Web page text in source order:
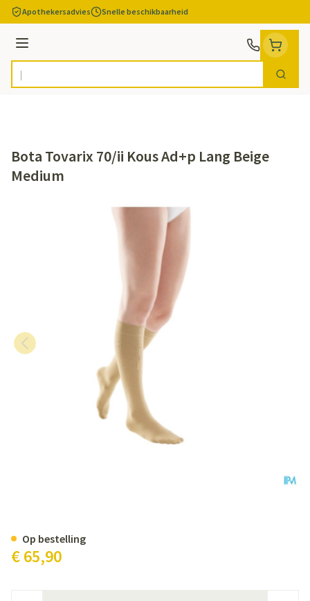
Ga naar de inhoud
Apothekersadvies Snelle beschikbaarheid
Menu
Product, merk, categorie... Zoek
Bota Tovarix 70/ii Kous Ad+p Lang Beige
Medium
€ 65,90
Op bestelling